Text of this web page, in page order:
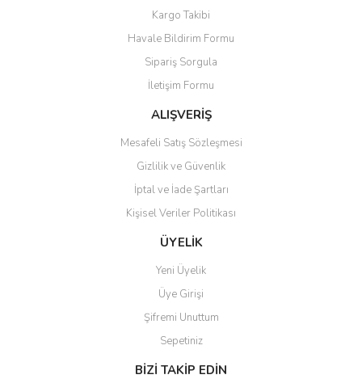
Kargo Takibi
Havale Bildirim Formu
Sipariş Sorgula
İletişim Formu
ALIŞVERİŞ
Mesafeli Satış Sözleşmesi
Gizlilik ve Güvenlik
İptal ve İade Şartları
Kişisel Veriler Politikası
ÜYELİK
Yeni Üyelik
Üye Girişi
Şifremi Unuttum
Sepetiniz
BİZİ TAKİP EDİN